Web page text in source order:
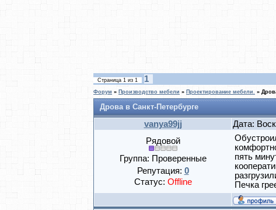
Страница 1 из 1 1
Форум » Производство мебели » Проектирование мебели. »
Дрова в Санкт-Петербурге
vanya99jj Дата:
Рядовой
Группа: Проверенные
Репутация: 0
Статус: Offline
пять
Печка